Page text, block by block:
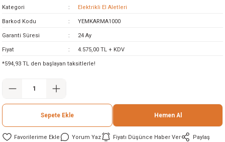
Testereler
Kategori Elektrikli El Aletleri
Barkod Kodu YEMKARMA1000
Garanti Süresi 24 Ay
Fiyat 4.575,00 TL + KDV
*594,93 TL den başlayan taksitlerle!
Sepete Ekle Hemen Al
Yorum Yaz Fiyatı Düşünce Haber Ver Paylaş